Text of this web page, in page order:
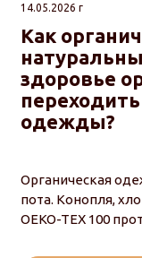
14.05.2026 г
Как
здоровье
одежды?
Органическая
пота. Конопля,
OEKO-TEX 100